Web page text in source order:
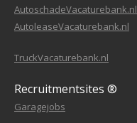
AutoschadeVacaturebank.nl
AutoleaseVacaturebank.nl
TruckVacaturebank.nl
Recruitmentsites ®
Garagejobs